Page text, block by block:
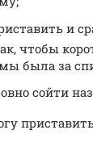
и
чтобы
была за
сойти